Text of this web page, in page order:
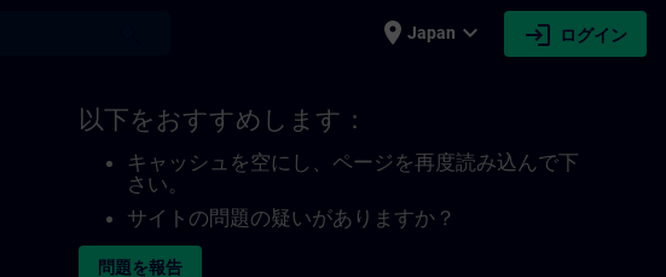
place Japan expand_more login ログイン
以下をおすすめします：
キャッシュを空にし、ページを再度読み込んで下
さい。
サイトの問題の疑いがありますか？
問題を報告